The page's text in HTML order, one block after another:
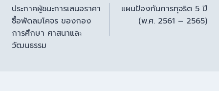
ประกาศผู้ชนะการเสนอราคา
ซื้อพัดลมโคจร ของกอง
การศึกษา ศาสนาและ
วัฒนธรรม
แผนป้องกันการทุจริต 5 ปี
(พ.ศ. 2561 – 2565)